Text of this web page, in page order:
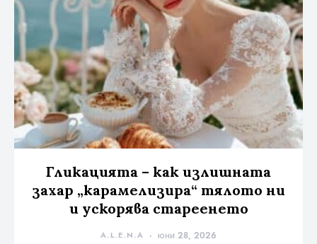
Гликацията – как излишната
захар „карамелизира“ тялото ни
и ускорява стареенето
A.L.E.N.A юни 28, 2026